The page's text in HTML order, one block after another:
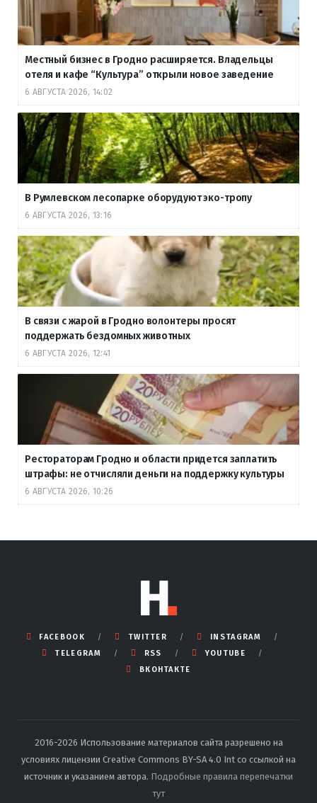
Местный бизнес в Гродно расширяется. Владельцы
отеля и кафе “Культура” открыли новое заведение
6 АВГУСТА 2026, 14:02
В Румлевском лесопарке оборудуют эко-тропу
6 АВГУСТА 2026, 13:16
В связи с жарой в Гродно волонтеры просят
поддержать бездомных животных
6 АВГУСТА 2026, 12:41
Рестораторам Гродно и области придется заплатить
штрафы: не отчисляли деньги на поддержку культуры
6 АВГУСТА 2026, 10:26
FACEBOOK TWITTER
INSTAGRAM
TELEGRAM
RSS
YOUTUBE
ВКОНТАКТЕ
2016-2026 Использование материалов сайта разрешено на
условиях лицензии Creative Commons BY-SA 4.0 Int со ссылкой на
источник и указанием автора. Подробные правила перепечатки
тут